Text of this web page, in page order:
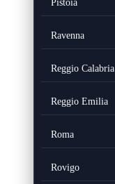
Pistoia
Ravenna
Reggio Calabria
Reggio Emilia
Roma
Rovigo